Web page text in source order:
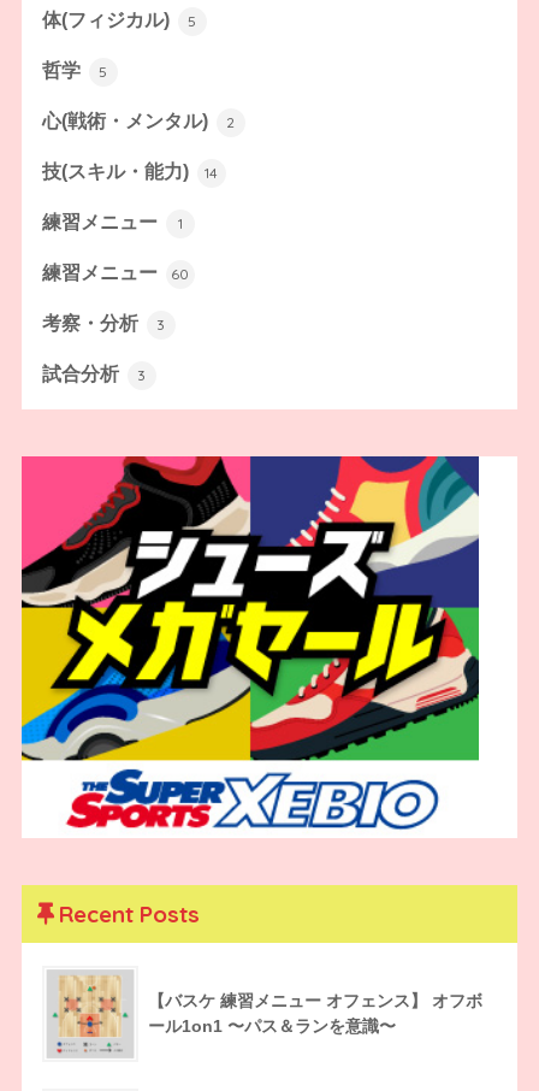
体(フィジカル) 5
哲学 5
心(戦術・メンタル) 2
技(スキル・能力) 14
練習メニュー 1
練習メニュー 60
考察・分析 3
試合分析 3
Recent Posts
【バスケ 練習メニュー オフェンス】 オフボ
ール1on1 〜パス＆ランを意識〜